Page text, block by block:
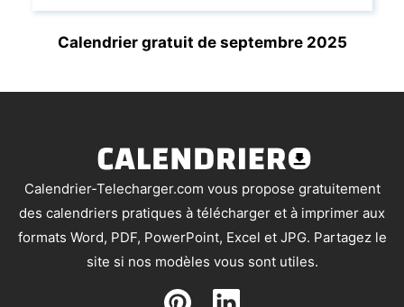
Calendrier gratuit de septembre 2025
Calendrier-Telecharger.com vous propose gratuitement
des calendriers pratiques à télécharger et à imprimer aux
formats Word, PDF, PowerPoint, Excel et JPG. Partagez le
site si nos modèles vous sont utiles.